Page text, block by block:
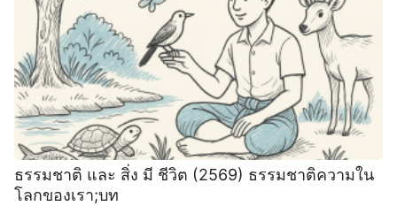
ธรรมชาติ และ สิ่ง มี ชีวิต (2569) ธรรมชาติความใน
โลกของเรา;บท